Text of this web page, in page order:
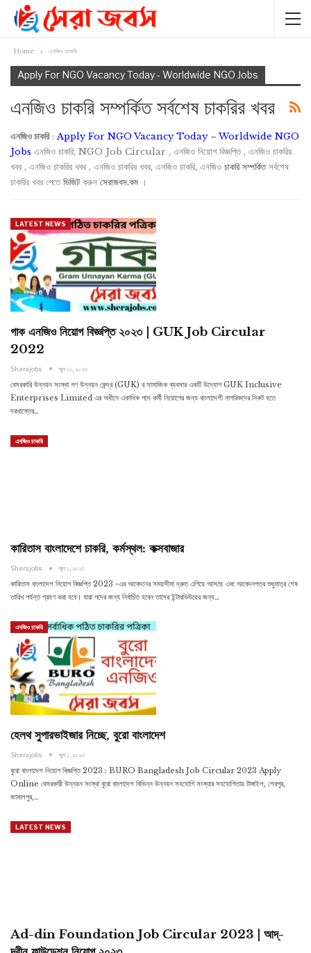
Home এনজিও চাকরি
Apply For NGO Vacancy Today - Worldwide NGO Jobs
এনজিও চাকরি সম্পর্কিত সর্বশেষ চাকরির খবর
এনজিও চাকরি:Apply For NGO Vacancy Today – Worldwide NGO
Jobs এনজিও চাকরি, NGO Job Circular , এনজিও নিয়োগ বিজ্ঞপ্তি , এনজিও চাকরির
খবর , এনজিও চাকরির খবর , এনজিও চাকরির খবর, এনজিও চাকরি, এনজিও চাকরি সম্পর্কিতসর্বশেষ
চাকরির খবর পেতেভিজিট করুন সেরাজবস.কম ।
LATEST NEWS
গাক এনজিও নিয়োগ বিজ্ঞপ্তি ২০২৩ | GUK Job Circular
2022
Sherajobs জুন ১১, ২০২৩
বেসরকারি উন্নয়ন সংস্থা গণ উন্নয়ন কেন্দ্র (GUK) র সামাজিক ব্যবসার একটি উদ্যোগ GUK Inclusive
Enterprises Limited এর অধীনে একাধিক পদে কর্মী নিয়োগের জন্য বাংলাদেশী নাগরিকদের নিকট হতে
দরখাস্তের…
এনজিও চাকরি
কারিতাস বাংলাদেশে চাকরি, কর্মস্থল: কক্সবাজার
Sherajobs জুন ১, ২০২৩
কারিতাস বাংলাদেশ নিয়োগ বিজ্ঞপ্তি 2023 -এর আবেদনের সময়সীমা দ্রুত এগিয়ে আসছে এবং আবেদনপত্র শুধুমাত্র শেষ
তারিখ পর্যন্ত গ্রহণ করা হবে। যারা পদের জন্য নির্বাচিত হবেন তাদের ইন্টারভিউয়ের জন্য…
এনজিও চাকরি
হেলথ সুপারভাইজার নিচ্ছে, বুরো বাংলাদেশ
Sherajobs জুন ১, ২০২৩
বুরো বাংলাদেশ নিয়োগ বিজ্ঞপ্তি 2023 : BURO Bangladesh Job Circular 2023 Apply
Online বেসরকারী উন্নয়ন সংস্থা বুরো বাংলাদেশ বিভিন্ন উন্নয়ন সহযোগি সংস্থার সহযোগিতায় টাঙ্গাইল, শেরপুর,
জামালপুর,…
LATEST NEWS
Ad-din Foundation Job Circular 2023 | আদ্-